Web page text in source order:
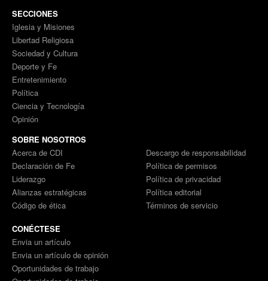
SECCIONES
Iglesia y Misiones
Libertad Religiosa
Sociedad y Cultura
Deporte y Fe
Entretenimiento
Política
Ciencia y Tecnología
Opinión
SOBRE NOSOTROS
Acerca de CDI
Declaración de Fe
Liderazgo
Alianzas estratégicas
Código de ética
Descargo de responsabilidad
Política de permisos
Política de privacidad
Política editorial
Términos de servicio
CONÉCTESE
Envia un artículo
Envia un artículo de opinión
Oportunidades de trabajo